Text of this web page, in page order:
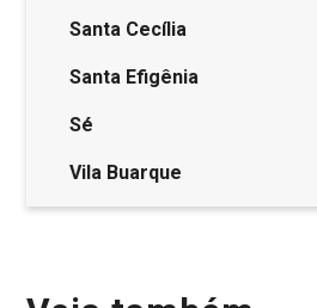
Santa Cecília
Santa Efigênia
Sé
Vila Buarque